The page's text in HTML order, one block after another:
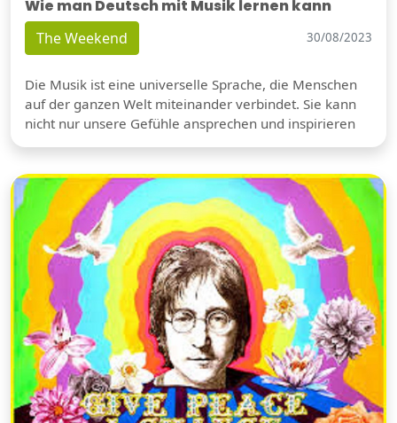
Wie man Deutsch mit Musik lernen kann
The Weekend 30/08/2023
Die Musik ist eine universelle Sprache, die Menschen
auf der ganzen Welt miteinander verbindet. Sie kann
nicht nur unsere Gefühle ansprechen und inspirieren